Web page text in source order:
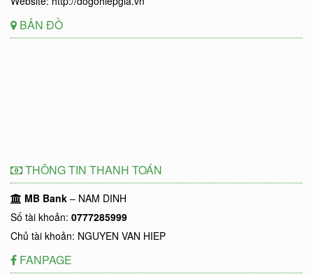
BẢN ĐỒ
THÔNG TIN THANH TOÁN
MB Bank – NAM DINH
Số tài khoản: 0777285999
Chủ tài khoản: NGUYEN VAN HIEP
FANPAGE